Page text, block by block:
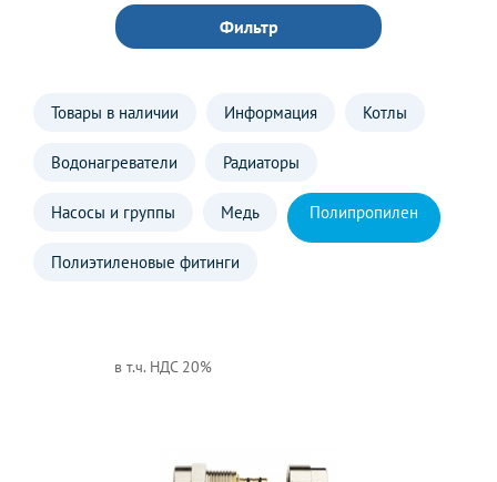
Фильтр
Товары в наличии Информация Котлы
Водонагреватели Радиаторы
Насосы и группы Медь Полипропилен
Полиэтиленовые фитинги
в т.ч. НДС 20%